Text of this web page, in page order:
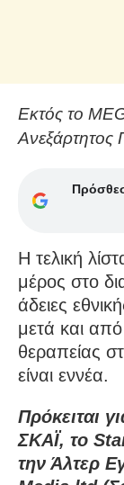
Εκτός το
Ανεξάρτητος
Η τελική
μέρος στο
άδειες
μετά και από
θεραπείας
είναι εννέα.
Πρόκειται
ΣΚΑΪ, το
την Άλτερ